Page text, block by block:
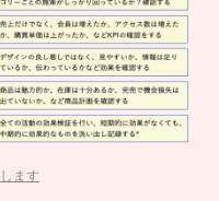
ます